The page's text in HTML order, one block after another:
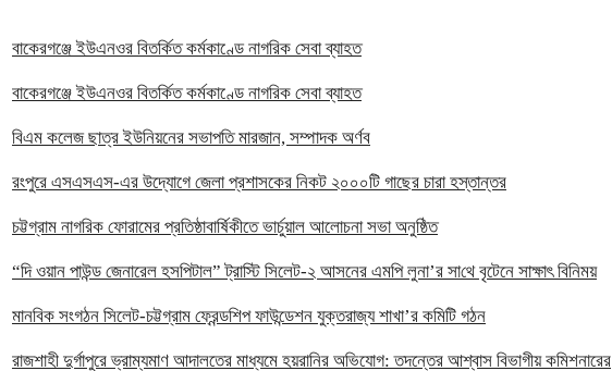
বাকেরগঞ্জে ইউএনওর বিতর্কিত কর্মকাণ্ডে নাগরিক সেবা ব্যাহত
বাকেরগঞ্জে ইউএনওর বিতর্কিত কর্মকাণ্ডে নাগরিক সেবা ব্যাহত
বিএম কলেজ ছাত্র ইউনিয়নের সভাপতি মারজান, সম্পাদক অর্ণব
রংপুরে এসএসএস-এর উদ্যোগে জেলা প্রশাসকের নিকট ২০০০টি গাছের চারা হস্তান্তর
চট্টগ্রাম নাগরিক ফোরামের প্রতিষ্ঠাবার্ষিকীতে ভার্চুয়াল আলোচনা সভা অনুষ্ঠিত
“দি ওয়ান পাউন্ড জেনারেল হসপিটাল” ট্রাস্টি সিলেট-২ আসনের এমপি লুনা’র সা‌থে বৃটেনে সাক্ষাৎ বিনিময়
মানবিক সংগঠন সিলেট-চট্টগ্রাম ফ্রেন্ডশিপ ফাউন্ডেশন যুক্তরাজ্য শাখা’র কমিটি গঠন
রাজশাহী দুর্গাপুরে ভ্রাম্যমাণ আদালতের মাধ্যমে হয়রানির অভিযোগ: তদন্তের আশ্বাস বিভাগীয় কমিশনারের